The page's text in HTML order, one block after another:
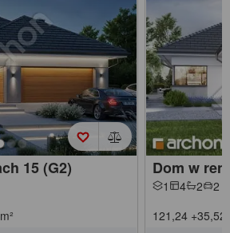
15 (G2)
m²
Dom w
1 4 2
2
121,24 +35,52